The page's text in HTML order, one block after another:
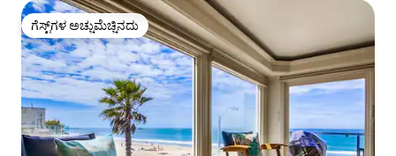
ಗೆಸ್ಟ್‌ಗಳ ಅಚ್ಚುಮೆಚ್ಚಿನದು
ಗೆಸ್ಟ್‌ಗಳ ಅಚ್ಚುಮೆಚ್ಚಿನದು